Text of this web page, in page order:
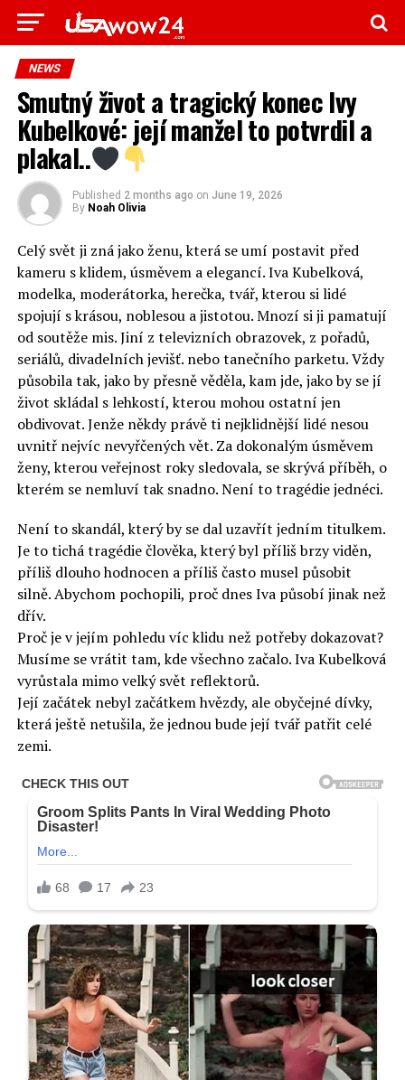
NEWS
Smutný život a tragický konec Ivy
Kubelkové: její manžel to potvrdil a
plakal..
Published 2 months ago on June 19, 2026
By Noah Olivia
Celý svět ji zná jako ženu, která se umí postavit před
kameru s klidem, úsměvem a elegancí. Iva Kubelková,
modelka, moderátorka, herečka, tvář, kterou si lidé
spojují s krásou, noblesou a jistotou. Mnozí si ji pamatují
od soutěže mis. Jiní z televizních obrazovek, z pořadů,
seriálů, divadelních jevišť. nebo tanečního parketu. Vždy
působila tak, jako by přesně věděla, kam jde, jako by se jí
život skládal s lehkostí, kterou mohou ostatní jen
obdivovat. Jenže někdy právě ti nejklidnější lidé nesou
uvnitř nejvíc nevyřčených vět. Za dokonalým úsměvem
ženy, kterou veřejnost roky sledovala, se skrývá příběh, o
kterém se nemluví tak snadno. Není to tragédie jednéci.
Není to skandál, který by se dal uzavřít jedním titulkem.
Je to tichá tragédie člověka, který byl příliš brzy viděn,
příliš dlouho hodnocen a příliš často musel působit
silně. Abychom pochopili, proč dnes Iva působí jinak než
dřív.
Proč je v jejím pohledu víc klidu než potřeby dokazovat?
Musíme se vrátit tam, kde všechno začalo. Iva Kubelková
vyrůstala mimo velký svět reflektorů.
Její začátek nebyl začátkem hvězdy, ale obyčejné dívky,
která ještě netušila, že jednou bude její tvář patřit celé
zemi.